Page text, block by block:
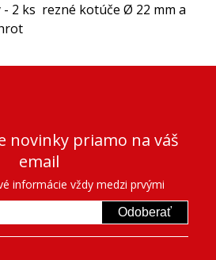
2 ks rezné kotúče Ø 22 mm a
novinky priamo na váš
email
informácie vždy medzi prvými
Odoberať